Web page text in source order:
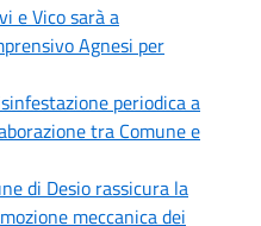
e Vico sarà a
Agnesi per
periodica a
tra Comune e
di Desio rassicura la
meccanica dei